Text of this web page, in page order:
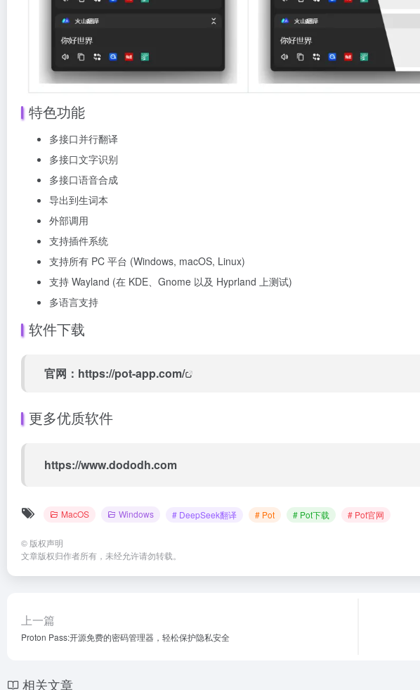
特色功能
多接口并行翻译
多接口文字识别
多接口语音合成
导出到生词本
外部调用
支持插件系统
支持所有 PC 平台 (Windows, macOS, Linux)
支持 Wayland (在 KDE、Gnome 以及 Hyprland 上测试)
多语言支持
软件下载
官网： https://pot-app.com/
更多优质软件
https://www.dododh.com
MacOS Windows # DeepSeek翻译 # Pot # Pot下载 # Pot官网
© 版权声明
文章版权归作者所有，未经允许请勿转载。
上一篇
Proton Pass:开源免费的密码管理器，轻松保护隐私安全
相关文章